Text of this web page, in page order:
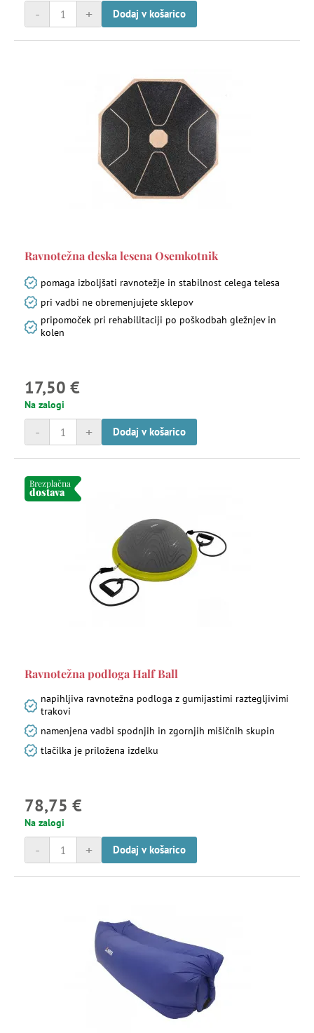
+
- Dodaj v košarico
Ravnotežna deska lesena Osemkotnik
pomaga izboljšati ravnotežje in stabilnost celega telesa
pri vadbi ne obremenjujete sklepov
pripomoček pri rehabilitaciji po poškodbah gležnjev in
kolen
17,50 €
Na zalogi
+
- Dodaj v košarico
Brezplačna
dostava
Ravnotežna podloga Half Ball
napihljiva ravnotežna podloga z gumijastimi raztegljivimi
trakovi
namenjena vadbi spodnjih in zgornjih mišičnih skupin
tlačilka je priložena izdelku
78,75 €
Na zalogi
+
- Dodaj v košarico